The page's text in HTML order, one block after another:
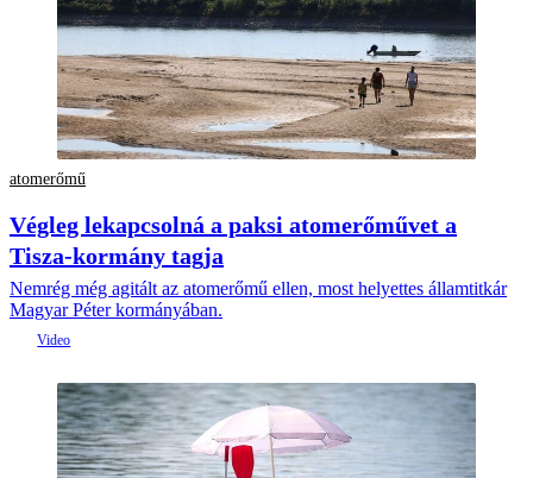
atomerőmű
Végleg lekapcsolná a paksi atomerőművet a
Tisza-kormány tagja
Nemrég még agitált az atomerőmű ellen, most helyettes államtitkár
Magyar Péter kormányában.